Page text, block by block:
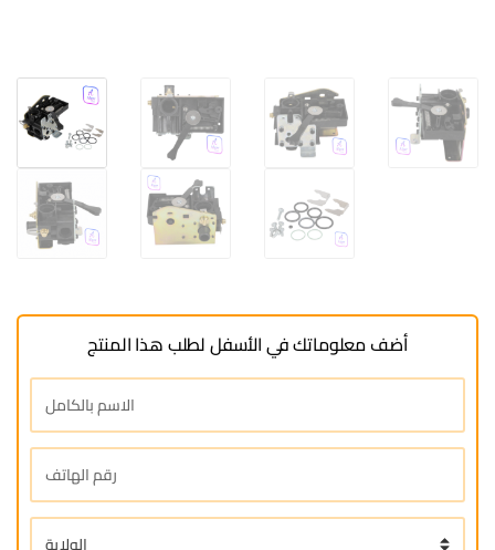
أضف معلوماتك في الأسفل لطلب هذا المنتج